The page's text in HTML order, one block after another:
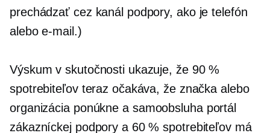
prechádzať cez kanál podpory, ako je telefón
alebo e-mail.)
Výskum v skutočnosti ukazuje, že 90 %
spotrebiteľov teraz očakáva, že značka alebo
organizácia ponúkne a samoobsluhaportál
zákazníckej podpory a 60 % spotrebiteľov má